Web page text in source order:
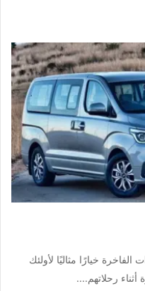
خيارًا مثاليًا لأولئك
رحلاتهم....